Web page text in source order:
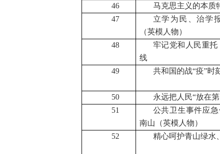
46
马克思主义的本质
47
立学为民、治学
（英模人物）
48
牢记党和人民重
线
49
共和国的战“疫”时
50
永远把人民“放在
51
公共卫生事件应
南山（英模人物）
52
精心呵护青山绿水